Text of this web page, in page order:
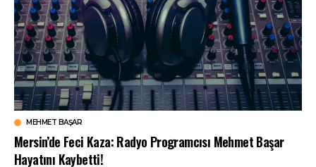
MEHMET BAŞAR
Mersin’de Feci Kaza: Radyo Programcısı Mehmet Başar
Hayatını Kaybetti!